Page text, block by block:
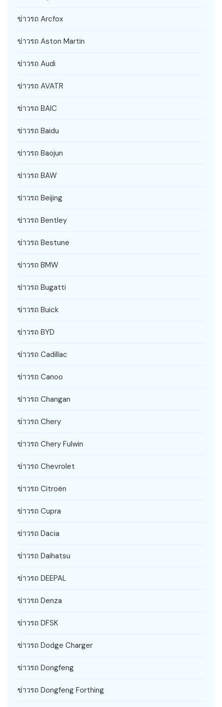
ข่าวรถ Arcfox
ข่าวรถ Aston Martin
ข่าวรถ Audi
ข่าวรถ AVATR
ข่าวรถ BAIC
ข่าวรถ Baidu
ข่าวรถ Baojun
ข่าวรถ BAW
ข่าวรถ Beijing
ข่าวรถ Bentley
ข่าวรถ Bestune
ข่าวรถ BMW
ข่าวรถ Bugatti
ข่าวรถ Buick
ข่าวรถ BYD
ข่าวรถ Cadillac
ข่าวรถ Canoo
ข่าวรถ Changan
ข่าวรถ Chery
ข่าวรถ Chery Fulwin
ข่าวรถ Chevrolet
ข่าวรถ Citroën
ข่าวรถ Cupra
ข่าวรถ Dacia
ข่าวรถ Daihatsu
ข่าวรถ DEEPAL
ข่าวรถ Denza
ข่าวรถ DFSK
ข่าวรถ Dodge Charger
ข่าวรถ Dongfeng
ข่าวรถ Dongfeng Forthing